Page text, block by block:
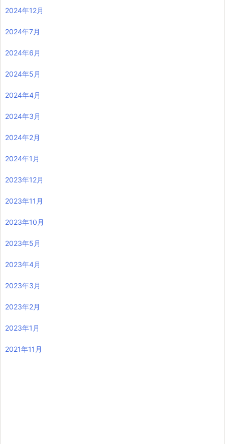
2024年12月
2024年7月
2024年6月
2024年5月
2024年4月
2024年3月
2024年2月
2024年1月
2023年12月
2023年11月
2023年10月
2023年5月
2023年4月
2023年3月
2023年2月
2023年1月
2021年11月